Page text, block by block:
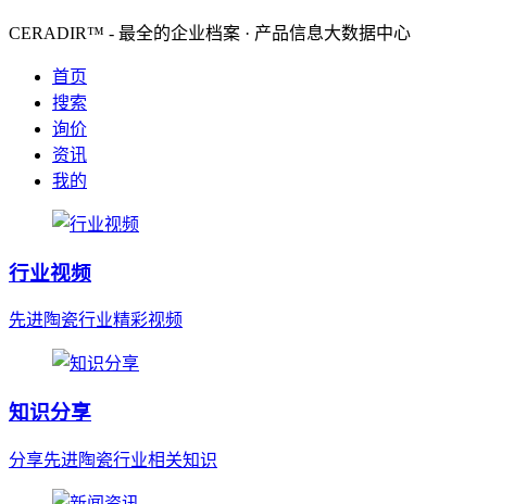
CERADIR™ - 最全的企业档案 · 产品信息大数据中心
首页
搜索
询价
资讯
我的
行业视频
先进陶瓷行业精彩视频
知识分享
分享先进陶瓷行业相关知识